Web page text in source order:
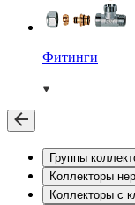
Фитинги
Группы
Коллекторы
Коллекторы с